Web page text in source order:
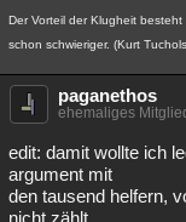
Der Vorteil der Klugheit
schon schwieriger. (Kurt
paganethos
ehemaliges
edit: damit wollte ich
argument mit
den tausend helfern,
nicht zählt.